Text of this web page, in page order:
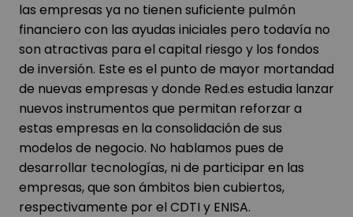
las empresas ya no tienen suficiente pulmón
financiero con las ayudas iniciales pero todavía no
son atractivas para el capital riesgo y los fondos
de inversión. Este es el punto de mayor mortandad
de nuevas empresas y donde Red.es estudia lanzar
nuevos instrumentos que permitan reforzar a
estas empresas en la consolidación de sus
modelos de negocio. No hablamos pues de
desarrollar tecnologías, ni de participar en las
empresas, que son ámbitos bien cubiertos,
respectivamente por el CDTI y ENISA.